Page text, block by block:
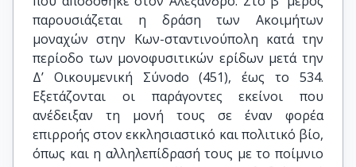
παρουσιάζεται η δράση των Ακοιμήτων
μοναχών στην Κων-σταντινούπολη κατά την
περίοδο των μονοφυσιτικών ερίδων μετά την
Δ’ Οικουμενική Σύνοdο (451), έως το 534.
Εξετάζονται οι παράγοντες εκείνοι που
ανέδειξαν τη μονή τους σε έναν φορέα
επιρροής στον εκκλησιαστικό και πολιτικό βίο,
όπως και η αλληλεπίδρασή τους με το ποίμνιο